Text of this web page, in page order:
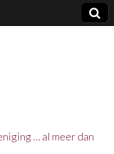
… al meer dan